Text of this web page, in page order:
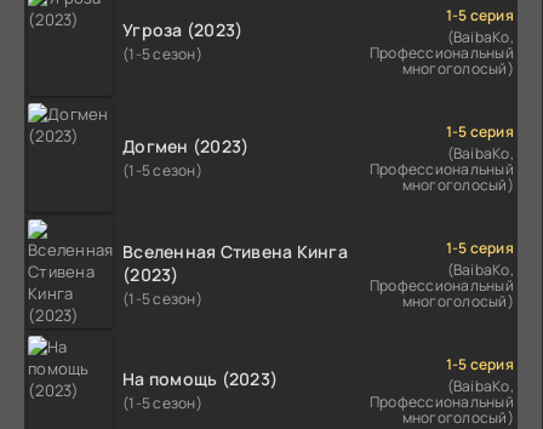
Угроза (2023)
(1-5 сезон)
1-5 серия
(BaibaKo,
Профессиональный
многоголосый)
Догмен (2023)
(1-5 сезон)
1-5 серия
(BaibaKo,
Профессиональный
многоголосый)
Вселенная Стивена Кинга
(2023)
(1-5 сезон)
1-5 серия
(BaibaKo,
Профессиональный
многоголосый)
На помощь (2023)
(1-5 сезон)
1-5 серия
(BaibaKo,
Профессиональный
многоголосый)